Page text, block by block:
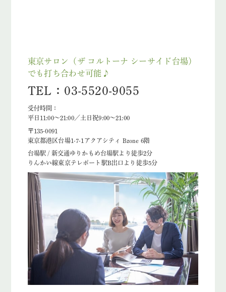
東京サロン（ザ コルトーナ シーサイド台場）
でも打ち合わせ可能♪
TEL：03-5520-9055
受付時間：
平日11:00～21:00／土日祝9:00～21:00
〒135-0091
東京都港区台場1-7-1アクアシティ Bzone 6階
台場駅 / 新交通ゆりかもめ台場駅より徒歩2分
りんかい線東京テレポート駅B出口より徒歩5分